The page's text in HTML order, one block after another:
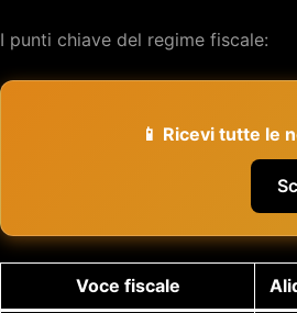
I punti chiave del regime fiscale:
📱 Ricevi tutte le
Voce fiscale